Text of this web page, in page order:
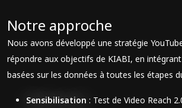
Notre approche
Nous avons développé une stratégie
répondre aux objectifs de KIABI, en
basées sur les données à toutes les étapes
Sensibilisation : Test de Video Reach